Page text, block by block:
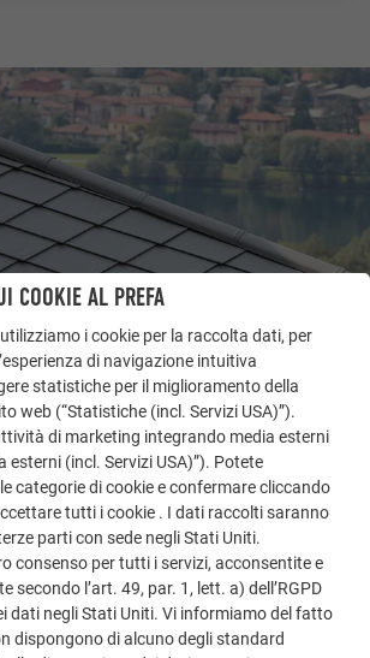
PREFA mostra la versatilità
altri progetti straordinari con le
durevoli di PREFA per tetti,
facciate.
REFERENZE
COOKIE AL PREFA
i cookie per la raccolta dati, per
di navigazione intuitiva
statistiche per il miglioramento della
web (“Statistiche (incl. Servizi USA)”).
di marketing integrando media esterni
esterni (incl. Servizi USA)”). Potete
categorie di cookie e confermare cliccando
tutti i cookie . I dati raccolti saranno
parti con sede negli Stati Uniti.
consenso per tutti i servizi, acconsentite e
secondo l’art. 49, par. 1, lett. a) dell’RGPD
dati negli Stati Uniti. Vi informiamo del fatto
dispongono di alcuno degli standard